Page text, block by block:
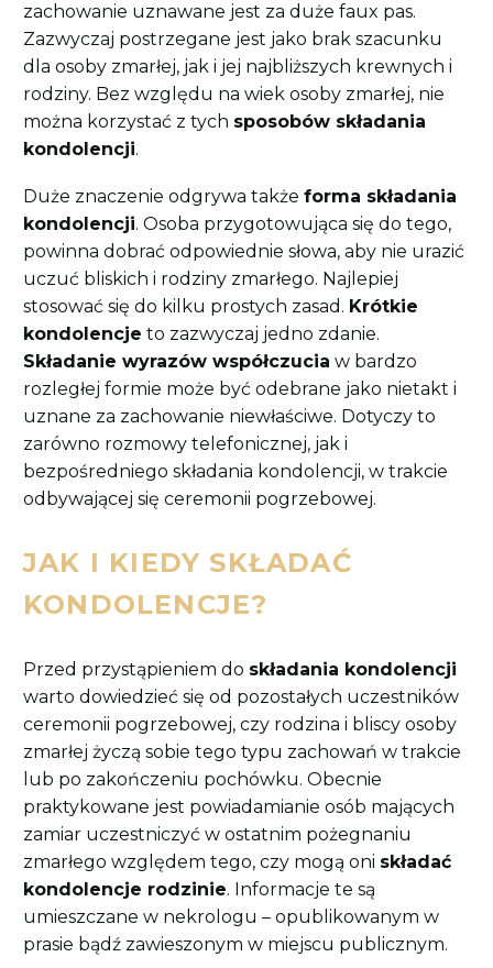
zachowanie uznawane jest za duże faux pas.
Zazwyczaj postrzegane jest jako brak szacunku
dla osoby zmarłej, jak i jej najbliższych krewnych i
rodziny. Bez względu na wiek osoby zmarłej, nie
można korzystać z tych sposobów składania
kondolencji.
Duże znaczenie odgrywa także forma składania
kondolencji. Osoba przygotowująca się do tego,
powinna dobrać odpowiednie słowa, aby nie urazić
uczuć bliskich i rodziny zmarłego. Najlepiej
stosować się do kilku prostych zasad. Krótkie
kondolencje to zazwyczaj jedno zdanie.
Składanie wyrazów współczucia w bardzo
rozległej formie może być odebrane jako nietakt i
uznane za zachowanie niewłaściwe. Dotyczy to
zarówno rozmowy telefonicznej, jak i
bezpośredniego składania kondolencji, w trakcie
odbywającej się ceremonii pogrzebowej.
JAK I KIEDY SKŁADAĆ
KONDOLENCJE?
Przed przystąpieniem do składania kondolencji
warto dowiedzieć się od pozostałych uczestników
ceremonii pogrzebowej, czy rodzina i bliscy osoby
zmarłej życzą sobie tego typu zachowań w trakcie
lub po zakończeniu pochówku. Obecnie
praktykowane jest powiadamianie osób mających
zamiar uczestniczyć w ostatnim pożegnaniu
zmarłego względem tego, czy mogą oni składać
kondolencje rodzinie. Informacje te są
umieszczane w nekrologu – opublikowanym w
prasie bądź zawieszonym w miejscu publicznym.